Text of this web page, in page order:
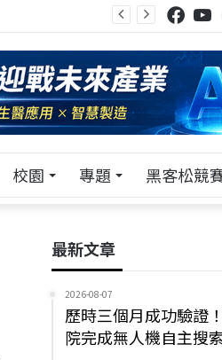
校園 專題 黑客松競
最新文章
2026-08-07
歷時三個月成功驗證
院完成無人機自主搜